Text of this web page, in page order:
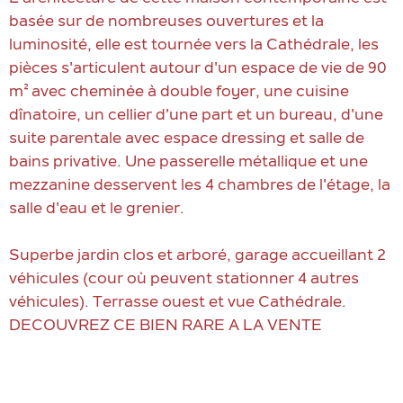
basée sur de nombreuses ouvertures et la
luminosité, elle est tournée vers la Cathédrale, les
pièces s'articulent autour d'un espace de vie de 90
m² avec cheminée à double foyer, une cuisine
dînatoire, un cellier d'une part et un bureau, d'une
suite parentale avec espace dressing et salle de
bains privative. Une passerelle métallique et une
mezzanine desservent les 4 chambres de l'étage, la
salle d'eau et le grenier.
Superbe jardin clos et arboré, garage accueillant 2
véhicules (cour où peuvent stationner 4 autres
véhicules). Terrasse ouest et vue Cathédrale.
DECOUVREZ CE BIEN RARE A LA VENTE